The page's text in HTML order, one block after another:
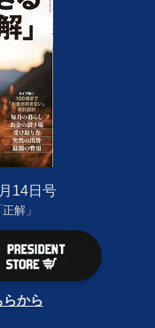
14日号
解」
から